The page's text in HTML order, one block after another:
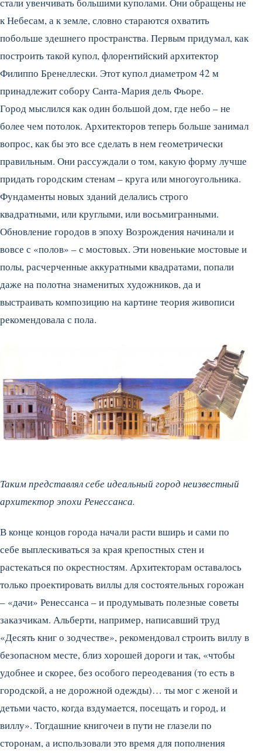
к Небесам, а к земле, словно стараются охватить
побольше здешнего пространства. Первым придумал, как
построить такой купол, флорентийский архитектор
Филиппо Бренеллески. Этот купол диаметром 42 м
принадлежит собору Санта-Мария дель Фьоре.
Город мыслился как один большой дом, где небо – не
более чем потолок. Архитекторов теперь больше занимал
вопрос, как бы это все сделать в нем геометрически
правильным. Они рассуждали о том, какую форму лучше
придать городским стенам – круга или многоугольника.
Фундаменты новых зданий делались строго
квадратными, или круглыми, или восьмигранными.
Обновление городов в эпоху Возрождения начинали и
вовсе с «полов» – с мостовых. Эти новенькие мостовые и
полы, расчерченные аккуратными квадратами, попали
даже на полотна знаменитых художников, да и
выстраивать композицию на картине теория живописи
рекомендовала с пола.
Таким представлял себе идеальный город неизвестный
архитектор эпохи Ренессанса.
В конце концов города начали расти вширь и сами по
себе выплескиваться за края крепостных стен и
растекаться по окрестностям. Архитекторам оставалось
только проектировать виллы для состоятельных горожан
– «дачи» Ренессанса – и продумывать полезные советы
заказчикам. Альберти, например, написавший труд
«Десять книг о зодчестве», рекомендовал строить виллу в
безопасном месте, близ хорошей дороги и так, «чтобы
удобнее и скорее, без особого переодевания (то есть в
городской, а не дорожной одежды)… ты мог с женой и
детьми часто, когда вздумается, посещать и город, и
виллу». Тогдашние книгочеи в пути не глазели по
сторонам, а использовали это время для пополнения